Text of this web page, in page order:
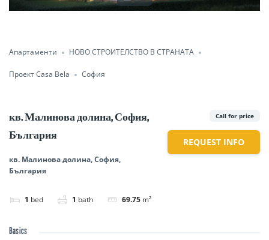
Апартаменти НОВО СТРОИТЕЛСТВО В СТРАНАТА
Проект Casa Bela София
кв. Малинова долина, София,
България
кв. Малинова долина, София,
България
1 bed 1 bath 69.75 m²
Call for price
REQUEST INFO
Basics